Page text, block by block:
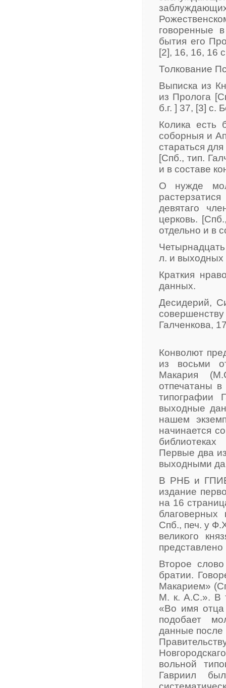
говоренные
бытия его
[2], 16, 16, 16
Толкование
Выписка из
из Пролога
б.г. ] 37, [3] с.
Колика есть
соборныя и
стараться
[Спб., тип.
и в составе
О нужде
девятаго
церковь.
отдельно и в
л. и выходных
Краткия
данных.
Десидерий,
Галченкова,
Конволют
из восьми
Макария
отпечатаны
типографии
выходные
нашем
начинается
Первые два
выходными
В РНБ и ГПИБ
издание
на 16
Спб., печ. у
великого
Второе
братии.
Макарием»
М. к. А.С.». В
«Во имя
подобает
данные после
вольной
Гавриил